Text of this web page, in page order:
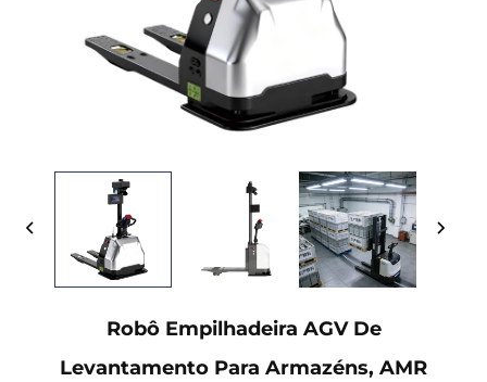
Robô Empilhadeira AGV De
Levantamento Para Armazéns, AMR